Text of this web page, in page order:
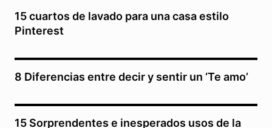
15 cuartos de lavado para una casa estilo
Pinterest
8 Diferencias entre decir y sentir un ‘Te amo’
15 Sorprendentes e inesperados usos de la